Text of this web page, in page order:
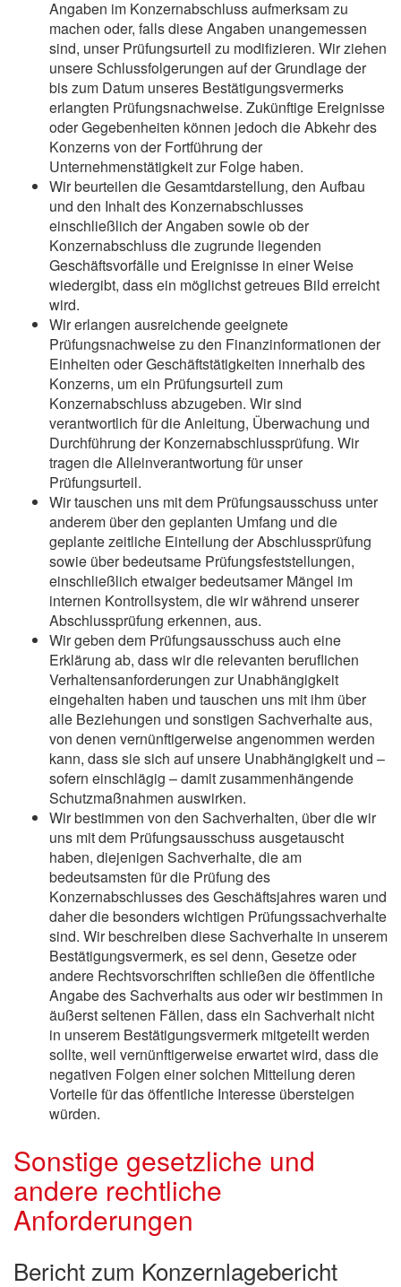
Angaben im Konzernabschluss aufmerksam zu
machen oder, falls diese Angaben unangemessen
sind, unser Prüfungsurteil zu modifizieren. Wir ziehen
unsere Schlussfolgerungen auf der Grundlage der
bis zum Datum unseres Bestätigungsvermerks
erlangten Prüfungsnachweise. Zukünftige Ereignisse
oder Gegebenheiten können jedoch die Abkehr des
Konzerns von der Fortführung der
Unternehmenstätigkeit zur Folge haben.
Wir beurteilen die Gesamtdarstellung, den Aufbau
und den Inhalt des Konzernabschlusses
einschließlich der Angaben sowie ob der
Konzernabschluss die zugrunde liegenden
Geschäftsvorfälle und Ereignisse in einer Weise
wiedergibt, dass ein möglichst getreues Bild erreicht
wird.
Wir erlangen ausreichende geeignete
Prüfungsnachweise zu den Finanzinformationen der
Einheiten oder Geschäftstätigkeiten innerhalb des
Konzerns, um ein Prüfungsurteil zum
Konzernabschluss abzugeben. Wir sind
verantwortlich für die Anleitung, Überwachung und
Durchführung der Konzernabschlussprüfung. Wir
tragen die Alleinverantwortung für unser
Prüfungsurteil.
Wir tauschen uns mit dem Prüfungsausschuss unter
anderem über den geplanten Umfang und die
geplante zeitliche Einteilung der Abschlussprüfung
sowie über bedeutsame Prüfungsfeststellungen,
einschließlich etwaiger bedeutsamer Mängel im
internen Kontrollsystem, die wir während unserer
Abschlussprüfung erkennen, aus.
Wir geben dem Prüfungsausschuss auch eine
Erklärung ab, dass wir die relevanten beruflichen
Verhaltensanforderungen zur Unabhängigkeit
eingehalten haben und tauschen uns mit ihm über
alle Beziehungen und sonstigen Sachverhalte aus,
von denen vernünftigerweise angenommen werden
kann, dass sie sich auf unsere Unabhängigkeit und –
sofern einschlägig – damit zusammenhängende
Schutzmaßnahmen auswirken.
Wir bestimmen von den Sachverhalten, über die wir
uns mit dem Prüfungsausschuss ausgetauscht
haben, diejenigen Sachverhalte, die am
bedeutsamsten für die Prüfung des
Konzernabschlusses des Geschäftsjahres waren und
daher die besonders wichtigen Prüfungssachverhalte
sind. Wir beschreiben diese Sachverhalte in unserem
Bestätigungsvermerk, es sei denn, Gesetze oder
andere Rechtsvorschriften schließen die öffentliche
Angabe des Sachverhalts aus oder wir bestimmen in
äußerst seltenen Fällen, dass ein Sachverhalt nicht
in unserem Bestätigungsvermerk mitgeteilt werden
sollte, weil vernünftigerweise erwartet wird, dass die
negativen Folgen einer solchen Mitteilung deren
Vorteile für das öffentliche Interesse übersteigen
würden.
Sonstige gesetzliche und
andere rechtliche
Anforderungen
Bericht zum Konzernlagebericht